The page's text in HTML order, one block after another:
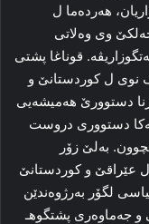
هەردەما ل
خەلکێ وى وەلاتى
قوناغا پشتى
نوى ل کوردستانێ و
دستوورێ هەمیشەیی
دستوورى دروست
بەلێ زۆر
عێراقێ و کوردستانێ
لگۆر بەرژوەندێن
و جەماوەرى پشتگوهـ